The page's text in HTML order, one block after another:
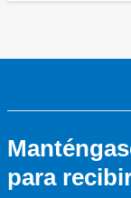
para